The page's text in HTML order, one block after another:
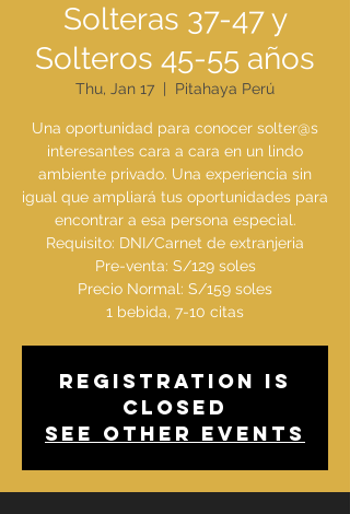
Solteras 37-47 y
Solteros 45-55 años
Thu, Jan 17 Pitahaya Perú
Una oportunidad para conocer solter@s
interesantes cara a cara en un lindo
ambiente privado. Una experiencia sin
igual que ampliará tus oportunidades para
encontrar a esa persona especial.
Requisito: DNI/Carnet de extranjeria
Pre-venta: S/129 soles
Precio Normal: S/159 soles
1 bebida, 7-10 citas
Registration is
Closed
See other events